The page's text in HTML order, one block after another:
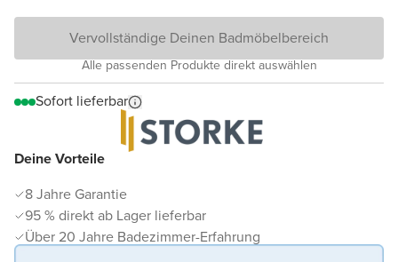
Deine Vorteile
8 Jahre Garantie
95 % direkt ab Lager lieferbar
Über 20 Jahre Badezimmer-Erfahrung
Vervollständige Deinen Badmöbelbereich
Alle passenden Produkte direkt auswählen
Sofort lieferbar